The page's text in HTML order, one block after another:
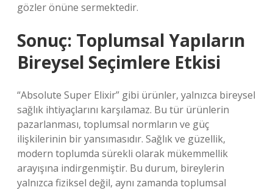
gözler önüne sermektedir.
Sonuç: Toplumsal Yapıların
Bireysel Seçimlere Etkisi
“Absolute Super Elixir” gibi ürünler, yalnızca bireysel
sağlık ihtiyaçlarını karşılamaz. Bu tür ürünlerin
pazarlanması, toplumsal normların ve güç
ilişkilerinin bir yansımasıdır. Sağlık ve güzellik,
modern toplumda sürekli olarak mükemmellik
arayışına indirgenmiştir. Bu durum, bireylerin
yalnızca fiziksel değil, aynı zamanda toplumsal